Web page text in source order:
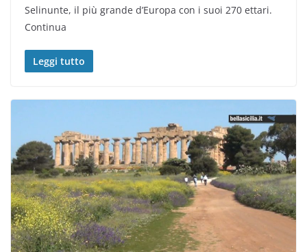
Selinunte, il più grande d’Europa con i suoi 270 ettari.
Continua
Leggi tutto